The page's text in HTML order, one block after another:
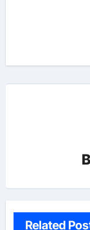
Related